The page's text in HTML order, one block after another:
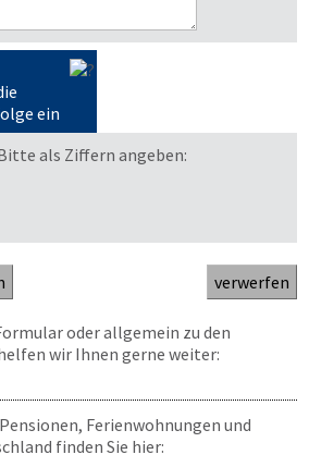
ein
oder allgemein zu den
wir Ihnen gerne weiter:
Ferienwohnungen und
finden Sie hier: